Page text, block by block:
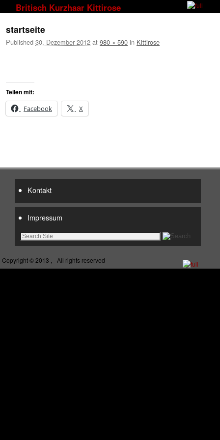
Zum Inhalt wechseln
Zum sekundären Inhalt wechseln
Britisch Kurzhaar Kittirose
Bilder-Navigation
startseite
Published 30. Dezember 2012 at 980 × 590 in Kittirose
Teilen mit:
Facebook
X
Kontakt
Impressum
Copyright © 2013 , - All rights reserved -